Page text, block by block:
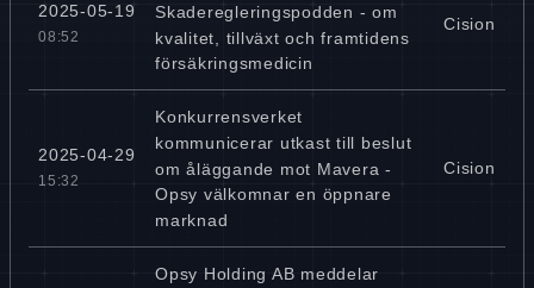
2025-05-19
08:52
Skaderegleringspodden - om
kvalitet, tillväxt och framtidens
försäkringsmedicin
Cision
2025-04-29
15:32
Konkurrensverket
kommunicerar utkast till beslut
om åläggande mot Mavera -
Opsy välkomnar en öppnare
marknad
Cision
Opsy Holding AB meddelar